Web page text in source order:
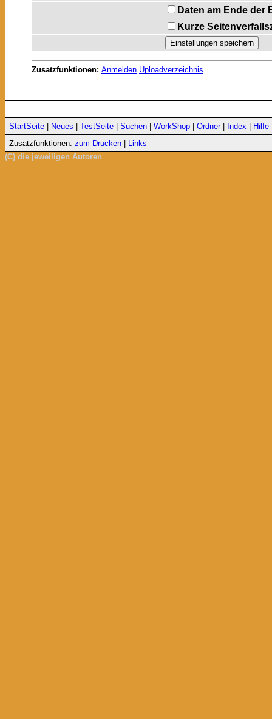
Daten am Ende der
Kurze
Zusatzfunktionen: Anmelden Uploadverzeichnis
StartSeite Neues TestSeite Suchen WorkShop Ordner| Index Hilfe
Zusatzfunktionen: zum Drucken
Links
(C) die jeweiligen Autoren